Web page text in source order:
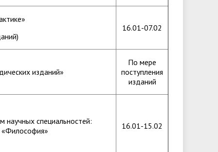
16.01-07.02
изданий»
По мере
поступления
изданий
научных специальностей:
«Философия»
16.01-15.02